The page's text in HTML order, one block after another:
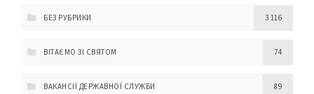
БЕЗ РУБРИКИ 3 116
ВІТАЄМО ЗІ СВЯТОМ 74
ВАКАНСІЇ ДЕРЖАВНОЇ СЛУЖБИ 89